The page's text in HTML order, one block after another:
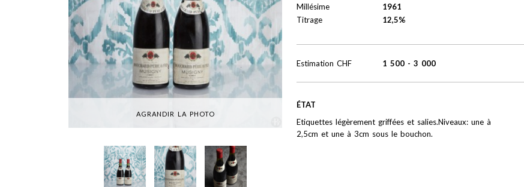
AGRANDIR LA PHOTO
Millésime
1961
Titrage
12,5%
Estimation CHF 1 500 - 3 000
ÉTAT
Etiquettes légèrement griffées et salies.Niveaux: une à
2,5cm et une à 3cm sous le bouchon.